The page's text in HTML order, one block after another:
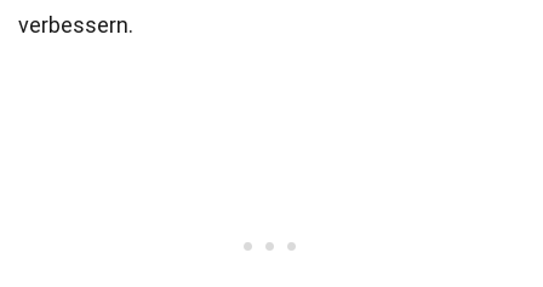
verbessern.